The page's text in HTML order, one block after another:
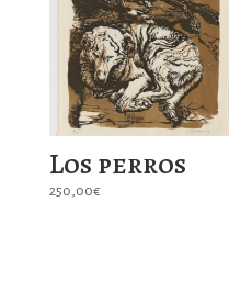
Los perros
250,00€